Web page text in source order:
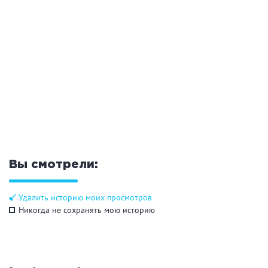
Вы смотрели:
Удалить историю моих просмотров
Никогда не сохранять мою историю